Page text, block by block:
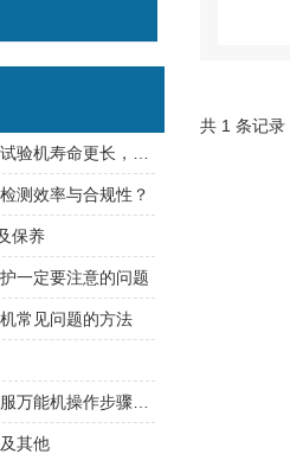
共 1 条记
测效率与合规性？
保养
一定要注意的问题
常见问题的方法
其他